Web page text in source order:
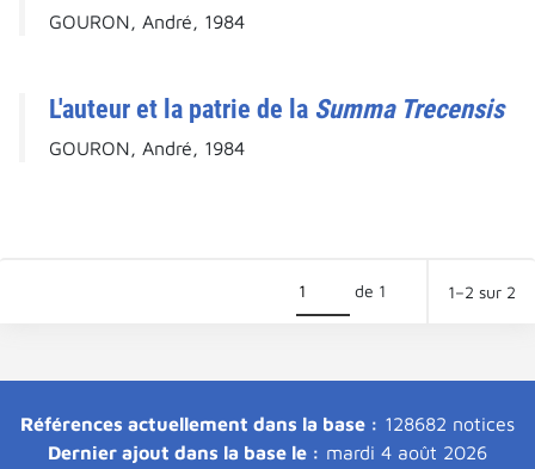
GOURON, André, 1984
L'auteur et la patrie de la Summa Trecensis
GOURON, André, 1984
de 1 1–2 sur 2
Références actuellement dans la base : 128682 notices
Dernier ajout dans la base le : mardi 4 août 2026